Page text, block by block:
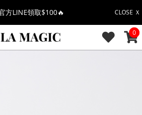
CLOSE Ｘ
方LINE領取$100🔥
價品除外/於結帳顯示)🎉 0